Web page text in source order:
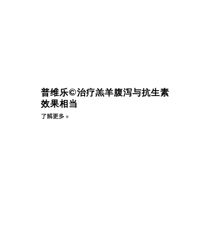
普维乐©治疗羔羊腹泻与抗生素
效果相当
了解更多 »